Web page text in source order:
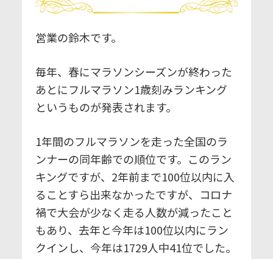
営業の鈴木です。
毎年、春にマラソンシーズンが終わった
あとにフルマラソン1歳刻みランキング
というものが発表されます。
1年間のフルマラソンを走った全国のラ
ンナーの同年齢での順位です。このラン
キングですが、2年前まで100位以内に入
ることすら出来なかったですが、コロナ
禍で大会が少なく走る人数が減ったこと
もあり、去年と今年は100位以内にラン
クインし、今年は1729人中41位でした。